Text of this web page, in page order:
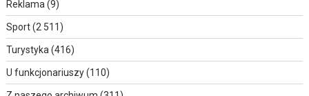
Reklama(9)
Sport(2 511)
Turystyka(416)
U funkcjonariuszy(110)